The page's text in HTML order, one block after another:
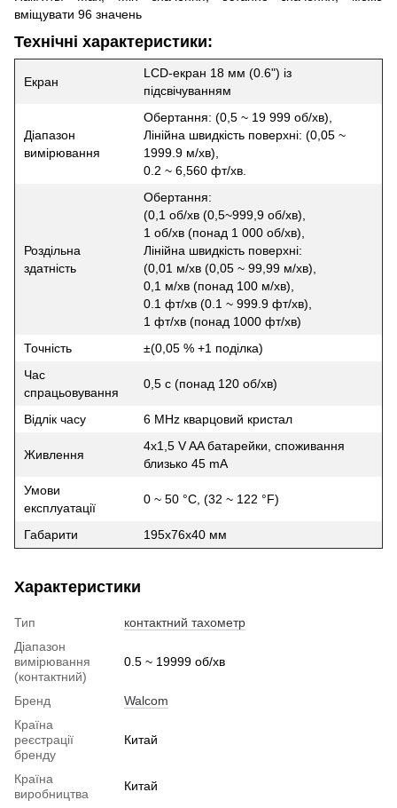
вміщувати 96 значень
Технічні характеристики:
Екран
LCD-екран 18 мм (0.6") із
підсвічуванням
Діапазон
вимірювання
Обертання: (0,5 ~ 19 999 об/хв),
Лінійна швидкість поверхні: (0,05 ~
1999.9 м/хв),
0.2 ~ 6,560 фт/хв.
Роздільна
здатність
Обертання:
(0,1 об/хв (0,5~999,9 об/хв),
1 об/хв (понад 1 000 об/хв),
Лінійна швидкість поверхні:
(0,01 м/хв (0,05 ~ 99,99 м/хв),
0,1 м/хв (понад 100 м/хв),
0.1 фт/хв (0.1 ~ 999.9 фт/хв),
1 фт/хв (понад 1000 фт/хв)
Точність
±(0,05 % +1 поділка)
Час
спрацьовування
0,5 с (понад 120 об/хв)
Відлік часу 6 MHz кварцовий кристал
Живлення
4x1,5 V AA батарейки, споживання
близько 45 mA
Умови
експлуатації
0 ~ 50 °С, (32 ~ 122 °F)
Габарити 195х76х40 мм
Характеристики
Тип
контактний тахометр
Діапазон
вимірювання
(контактний)
0.5 ~ 19999 об/хв
Бренд
Walcom
Країна
реєстрації
бренду
Китай
Країна
виробництва
Китай